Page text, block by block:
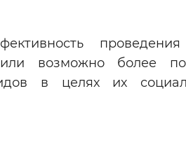
проведения
возможно более
в целях их